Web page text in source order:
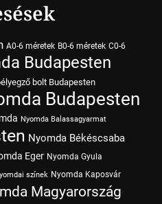
A0-6 méretek B0-6 méretek C0-6
Budapesten
bolt Budapesten
Budapesten
Nyomda Balassagyarmat
Nyomda Békéscsaba
Eger Nyomda Gyula
színek Nyomda Kaposvár
Magyarország